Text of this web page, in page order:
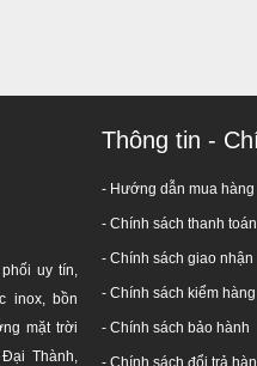
Hotline tư vấn:
Hãy liên hệ chúng tôi để
uy tín,
inox, bồn
mặt trời
Thành,
Thông tin -
- Hướng dẫn mua hàng
- Chính sách thanh toán
- Chính sách giao nhận
- Chính sách kiểm hàng
- Chính sách bảo hành
- Chính sách đổi trả